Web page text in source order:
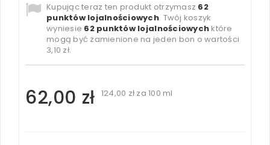
Kupując teraz ten produkt otrzymasz 62
punktów lojalnościowych. Twój koszyk
wyniesie 62punktów lojalnościowych które
mogą być zamienione na jeden bon o wartości
3,10 zł.
62,00 zł 124,00 zł za 100 ml